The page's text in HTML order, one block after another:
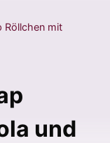
Röllchen mit
und